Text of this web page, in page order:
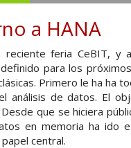
a HANA
reciente feria CeBIT, y
para los
Primero le ha ha
análisis de datos. El
que se hiciera
en memoria ha ido
central.